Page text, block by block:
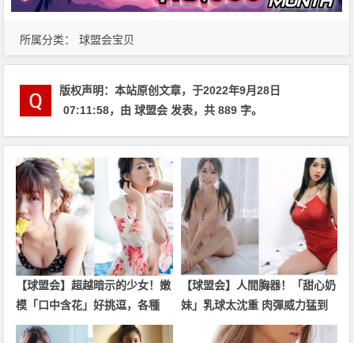
所属分类： 球盟会宝贝
版权声明：本站原创文章，于2022年9月28日
07:11:58，由球盟会 发表，共 889 字。
【球盟会】超越暗示的少女！嫩
模「口中含花」好挑逗，各種
「養眼畫面」沒有極限啦…
【球盟会】人間胸器！「甜心奶
妹」乳球太沈重 肉彈威力猛到
「沙發凹陷」好震撼